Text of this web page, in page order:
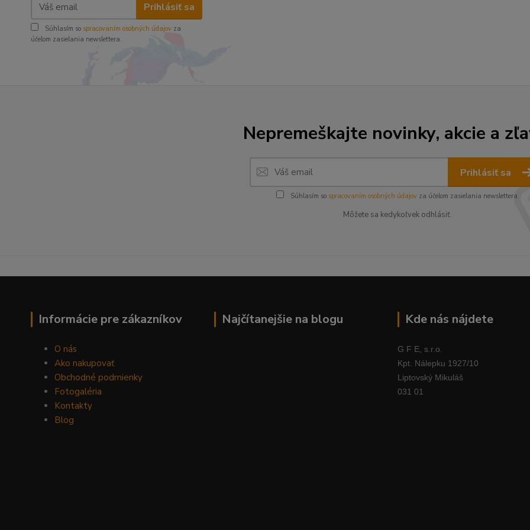
Prihlásiť sa
Súhlasím so spracovaním osobných údajov za
účelom zasielania newslettera.
Nepremeškajte novinky, akcie a
Prihlásiť sa
Súhlasím so spracovaním osobných údajovza účelom zasielania newslettera.
Môžete sa kedykoľvek odhlásiť.
Informácie pre zákazníkov
O nás
Ako nakupovať
Obchodné podmienky
Fotogaléria
Kontakty
Blog
Najčítanejšie na blogu Kde nás nájdete
G F E, s.r.o.
Kpt. Nálepku 1927/10
Liptovský Mikuláš
031 01